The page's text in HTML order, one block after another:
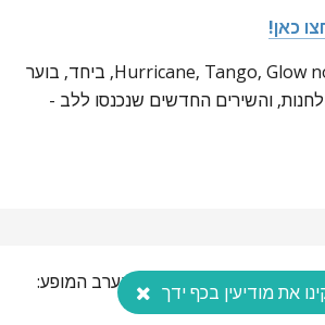
כאן!
עמוק בטל, 1990, Hurricane, Tango, Glow now, ביחד, בוער
והשירים החדשים שנכנסו ללב -
שישי 15/11/24, 22:00. במכירה מוקדמת: 80 ₪. בערב המופע:
את מודיעין בכף ידך